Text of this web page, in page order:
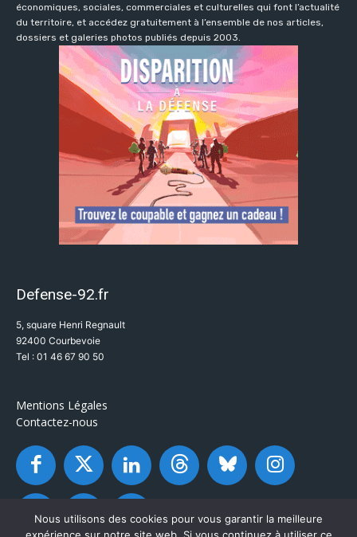
économiques, sociales, commerciales et culturelles qui font l’actualité
du territoire, et accédez gratuitement à l’ensemble de nos articles,
dossiers et galeries photos publiés depuis 2003.
Defense-92.fr
5, square Henri Regnault
92400 Courbevoie
Tel : 01 46 67 90 50
Mentions Légales
Contactez-nous
Nous utilisons des cookies pour vous garantir la meilleure